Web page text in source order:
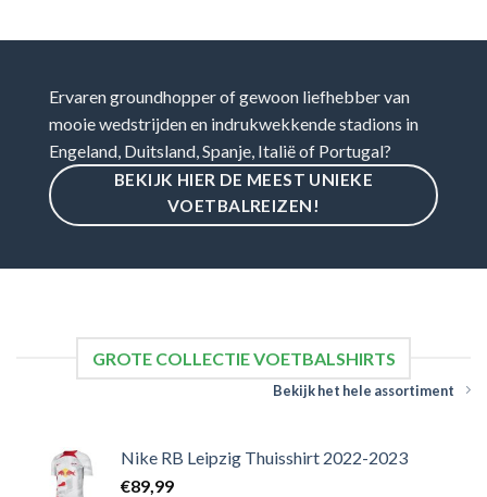
Ervaren groundhopper of gewoon liefhebber van
mooie wedstrijden en indrukwekkende stadions in
Engeland, Duitsland, Spanje, Italië of Portugal?
BEKIJK HIER DE MEEST UNIEKE
VOETBALREIZEN!
GROTE COLLECTIE VOETBALSHIRTS
Bekijk het hele assortiment
Nike RB Leipzig Thuisshirt 2022-2023
€89,99